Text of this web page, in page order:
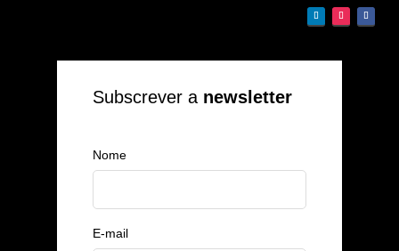
Subscrever a newsletter
Nome
E-mail